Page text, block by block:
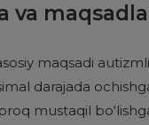
va
maqsadi
darajada
mustaqil